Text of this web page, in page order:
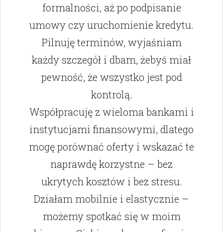
formalności, aż po podpisanie
umowy czy uruchomienie kredytu.
Pilnuję terminów, wyjaśniam
każdy szczegół i dbam, żebyś miał
pewność, że wszystko jest pod
kontrolą.
Współpracuję z wieloma bankami i
instytucjami finansowymi, dlatego
mogę porównać oferty i wskazać te
naprawdę korzystne – bez
ukrytych kosztów i bez stresu.
Działam mobilnie i elastycznie –
możemy spotkać się w moim